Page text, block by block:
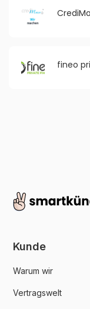
Kunde
Warum wir
Vertragswelt